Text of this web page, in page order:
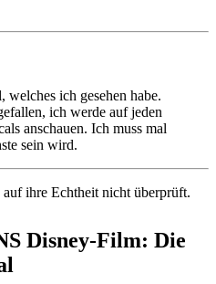
welches ich gesehen habe.
ich werde auf jeden
anschauen. Ich muss mal
sein wird.
ihre Echtheit nicht überprüft.
Disney-Film: Die